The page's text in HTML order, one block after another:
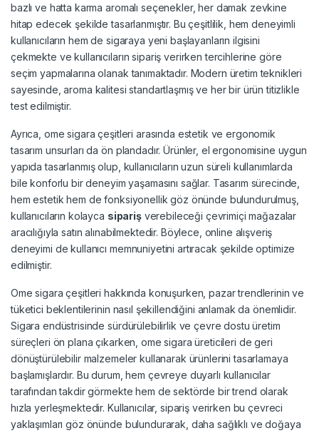
bazlı ve hatta karma aromalı seçenekler, her damak zevkine
hitap edecek şekilde tasarlanmıştır. Bu çeşitlilik, hem deneyimli
kullanıcıların hem de sigaraya yeni başlayanların ilgisini
çekmekte ve kullanıcıların sipariş verirken tercihlerine göre
seçim yapmalarına olanak tanımaktadır. Modern üretim teknikleri
sayesinde, aroma kalitesi standartlaşmış ve her bir ürün titizlikle
test edilmiştir.
Ayrıca, ome sigara çeşitleri arasında estetik ve ergonomik
tasarım unsurları da ön plandadır. Ürünler, el ergonomisine uygun
yapıda tasarlanmış olup, kullanıcıların uzun süreli kullanımlarda
bile konforlu bir deneyim yaşamasını sağlar. Tasarım sürecinde,
hem estetik hem de fonksiyonellik göz önünde bulundurulmuş,
kullanıcıların kolayca siparişverebileceği çevrimiçi mağazalar
aracılığıyla satın alınabilmektedir. Böylece, online alışveriş
deneyimi de kullanıcı memnuniyetini artıracak şekilde optimize
edilmiştir.
Ome sigara çeşitleri hakkında konuşurken, pazar trendlerinin ve
tüketici beklentilerinin nasıl şekillendiğini anlamak da önemlidir.
Sigara endüstrisinde sürdürülebilirlik ve çevre dostu üretim
süreçleri ön plana çıkarken, ome sigara üreticileri de geri
dönüştürülebilir malzemeler kullanarak ürünlerini tasarlamaya
başlamışlardır. Bu durum, hem çevreye duyarlı kullanıcılar
tarafından takdir görmekte hem de sektörde bir trend olarak
hızla yerleşmektedir. Kullanıcılar, sipariş verirken bu çevreci
yaklaşımları göz önünde bulundurarak, daha sağlıklı ve doğaya